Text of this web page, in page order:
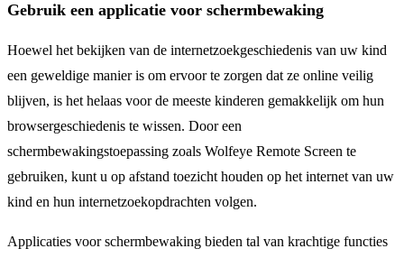
Gebruik een applicatie voor schermbewaking
Hoewel het bekijken van de internetzoekgeschiedenis van uw kind
een geweldige manier is om ervoor te zorgen dat ze online veilig
blijven, is het helaas voor de meeste kinderen gemakkelijk om hun
browsergeschiedenis te wissen. Door een
schermbewakingstoepassing zoals Wolfeye Remote Screen te
gebruiken, kunt u op afstand toezicht houden op het internet van uw
kind en hun internetzoekopdrachten volgen.
Applicaties voor schermbewaking bieden tal van krachtige functies